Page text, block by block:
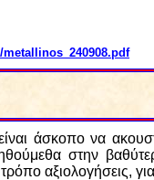
άσκοπο να
στην
αξιολογήσεις,